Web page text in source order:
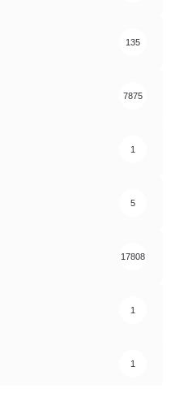
135
7875
1
5
17808
1
1